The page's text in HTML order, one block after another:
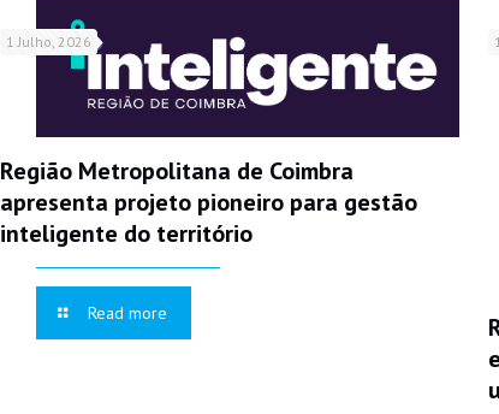
1 Julho, 2026
Região Metropolitana de Coimbra
apresenta projeto pioneiro para gestão
inteligente do território
Read more